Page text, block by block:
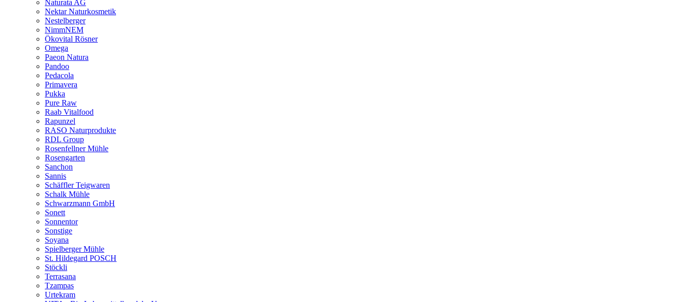
Naturata AG
Nektar Naturkosmetik
Nestelberger
NimmNEM
Ökovital Rösner
Omega
Paeon Natura
Pandoo
Pedacola
Primavera
Pukka
Pure Raw
Raab Vitalfood
Rapunzel
RASO Naturprodukte
RDL Group
Rosenfellner Mühle
Rosengarten
Sanchon
Sannis
Schäffler Teigwaren
Schalk Mühle
Schwarzmann GmbH
Sonett
Sonnentor
Sonstige
Soyana
Spielberger Mühle
St. Hildegard POSCH
Stöckli
Terrasana
Tzampas
Urtekram